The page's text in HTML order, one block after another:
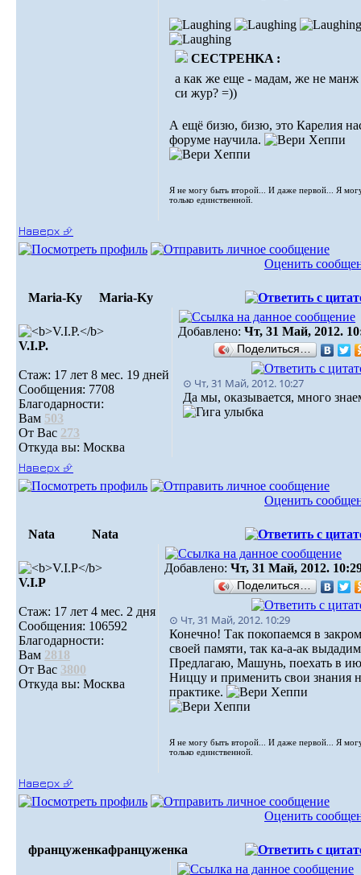
CECTPEHKA :
а как же еще - мадам, же не манж
си жур? =))
А ещё бизю, бизю, это Карелия
форуме научила.
Я не могу быть второй... И даже первой... Я
только единственной.
Наверх ⮵
Оценить
Maria-Ky Maria-Ky
V.I.P.
Стаж: 17 лет 8 мес. 19 дней
Сообщения: 7708
Благодарности:
Вам 503
От Вас 273
Откуда вы: Москва
Добавлено: Чт, 31 Май, 2012.
Поделиться…
⊙ Чт, 31 Май, 2012. 10:27
Да мы, оказывается, много
Наверх ⮵
Оценить
Nata Nata
V.I.Р
Стаж: 17 лет 4 мес. 2 дня
Сообщения: 106592
Благодарности:
Вам 2818
От Вас 3800
Откуда вы: Москва
Добавлено: Чт, 31 Май, 2012.
Поделиться…
⊙ Чт, 31 Май, 2012. 10:29
Конечно! Так покопаемся в
своей памяти, так ка-а-ак
Предлагаю, Машунь, поехать в
Ниццу и применить свои знания
практике.
Я не могу быть второй... И даже первой... Я
только единственной.
Наверх ⮵
Оценить
француженкафранцуженка